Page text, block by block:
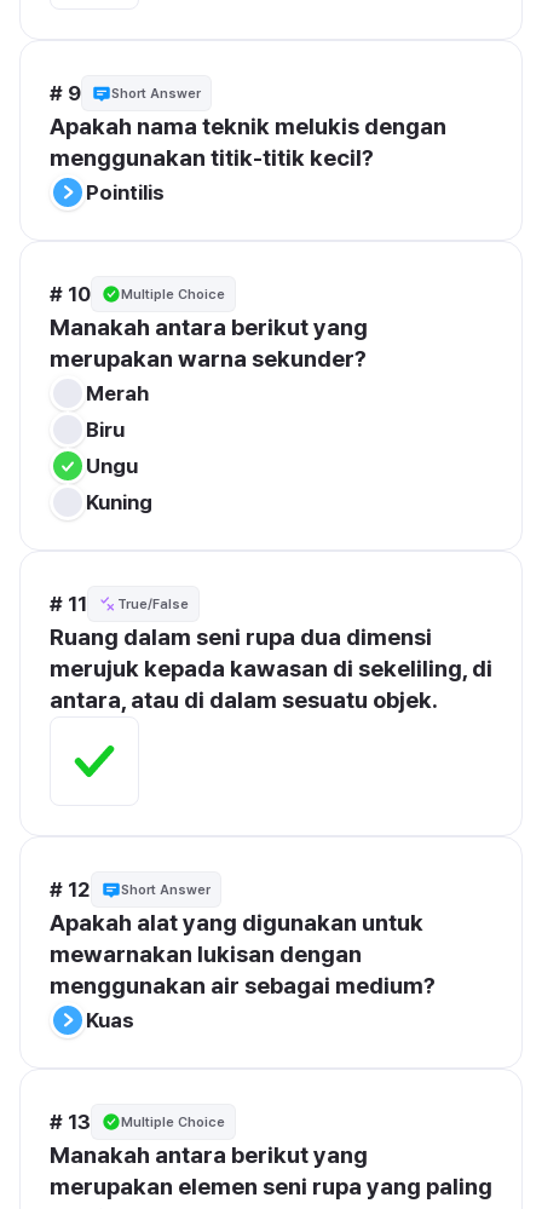
# 9 Short Answer
Apakah nama teknik melukis dengan
menggunakan titik-titik kecil?
Pointilis
# 10 Multiple Choice
Manakah antara berikut yang
merupakan warna sekunder?
Merah
Biru
Ungu
Kuning
# 11 True/False
Ruang dalam seni rupa dua dimensi
merujuk kepada kawasan di sekeliling, di
antara, atau di dalam sesuatu objek.
# 12 Short Answer
Apakah alat yang digunakan untuk
mewarnakan lukisan dengan
menggunakan air sebagai medium?
Kuas
# 13 Multiple Choice
Manakah antara berikut yang
merupakan elemen seni rupa yang paling